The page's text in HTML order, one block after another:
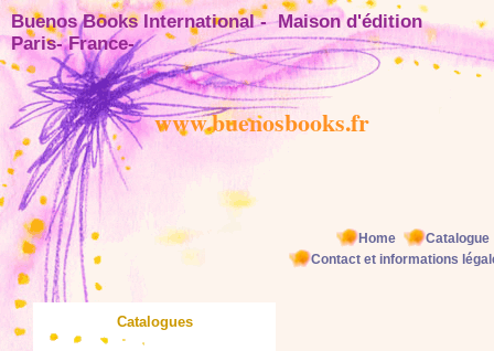
www.buenosbooks.fr
Buenos Books International - Maison
Paris- France-
Home
Catalogue
Contact et informations
Catalogues